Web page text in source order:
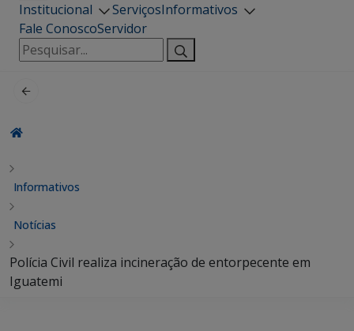
Institucional ServiçosInformativos
Fale ConoscoServidor
Pesquisar
por:
Informativos
Notícias
Polícia Civil realiza incineração de entorpecente em
Iguatemi